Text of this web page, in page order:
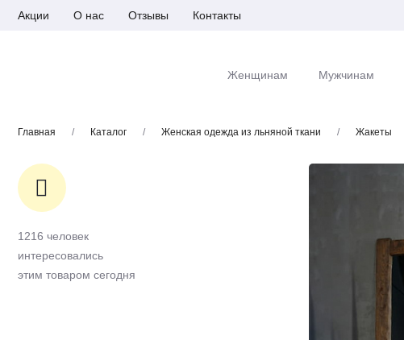
Акции О нас Отзывы Контакты
Женщинам Мужчинам
Главная / Каталог / Женская одежда из льняной ткани / Жакеты
1216 человек
интересовались
этим товаром сегодня